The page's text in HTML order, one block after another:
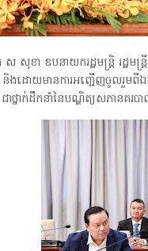
សុខា ឧបនាយករដ្ឋមន្ត្រិ រដ្ឋមន្
ងដោយមានការអញ្ជើញចូលរួមពីឯ
ក់ដឹកនាំនៃបណ្ឌិត្យសភានគរបាល